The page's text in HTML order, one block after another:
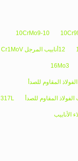
10CrMo9-10
12أنابيب المرجل Cr1MoV
16Mo3
317L